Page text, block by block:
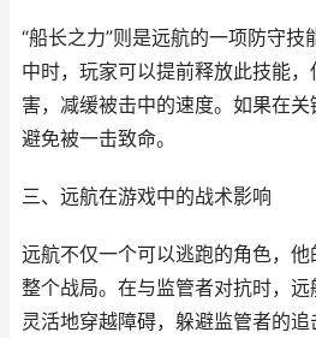
“船长之力”则是远航的一项防守技
中时，玩家可以提前释放此技能
害，减缓被击中的速度。如果在
避免被一击致命。
三、远航在游戏中的战术影响
远航不仅一个可以逃跑的角色，
整个战局。在与监管者对抗时，
灵活地穿越障碍，躲避监管者的